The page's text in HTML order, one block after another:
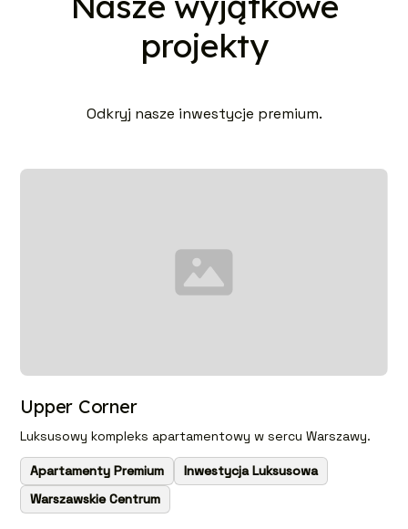
projekty
Odkryj nasze inwestycje premium.
Upper Corner
Luksusowy kompleks apartamentowy w sercu Warszawy.
Apartamenty Premium
Inwestycja Luksusowa
Warszawskie Centrum